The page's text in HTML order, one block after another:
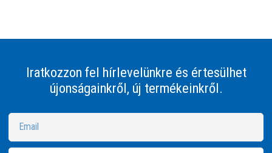
Iratkozzon fel hírlevelünkre és értesülhet
újonságainkről, új termékeinkről.